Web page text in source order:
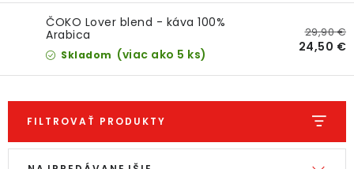
ČOKO Lover blend - káva 100%
Arabica
Skladom (viac ako 5 ks)
29,90 €
24,50 €
FILTROVAŤ PRODUKTY
V
R